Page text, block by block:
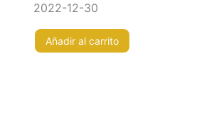
2022-12-30
Añadir al carrito